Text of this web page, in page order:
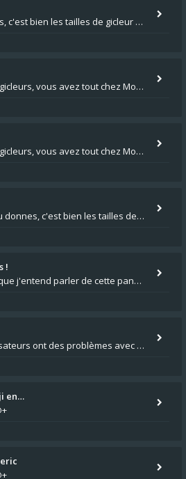
Les chiffres que tu donnes, c'est bien les tailles de gicleur ? Par contre tes "-2 tours" à quoi correspondent t'ils ?
Bonjour, pour les gicleurs, vous avez tout chez Motokristen à Bar sur Aube. https://www.motokristen.fr/ On peut aussi
Bonjour, pour les gicleurs, vous avez tout chez Motokristen à Bar sur Aube. https://www.motokristen.fr/produits/4946-l
Les chiffres que tu donnes, c'est bien les tailles de gicleur ? Par contre tes "-2 tours" à quoi correspondent t'ils ?
!
:surprised: première fois que j'entend parler de cette panne ,ta moto aurait été maraboutée? :pretre:
Bonjour à tous Si des utilisateurs ont des problèmes avec leur moto qui démarre plus, la mienne ne coupe plus :?: - Je
en…